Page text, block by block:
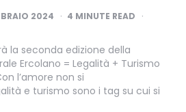
2024 4 MINUTE READ
la seconda edizione della
Ercolano = Legalità + Turismo
l’amore non si
e turismo sono i tag su cui si